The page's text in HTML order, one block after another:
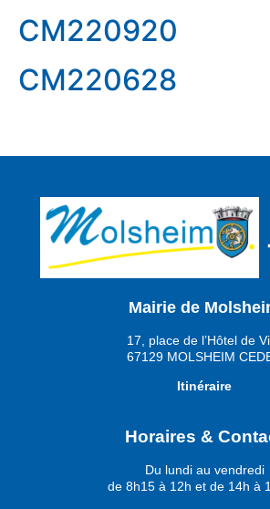
CM220920
CM220628
Mairie de
17, place de l’Hôtel de
67129 MOLSHEIM
Itinéraire
Horaires &
Du lundi au vendredi
de 8h15 à 12h et de 14h à